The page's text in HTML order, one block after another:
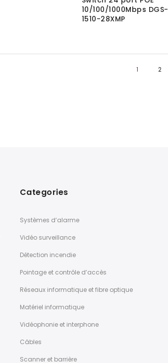
10/100/1000Mbps DGS-
1510-28XMP
1 2
Categories
Systèmes d’alarme
Vidéo surveillance
Détection incendie
Pointage et contrôle d’accès
Réseaux informatique et fibre optique
Matériel informatique
Vidéophonie et interphone
Câbles
Scanner et barrière